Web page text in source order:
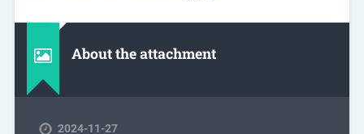
About the attachment
2024-11-27